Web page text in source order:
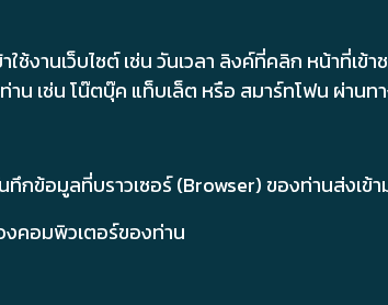
ช้งานเว็บไซต์ เช่น วันเวลา ลิงค์ที่คลิก หน้าที่เข้
เช่น โน๊ตบุ๊ค แท็บเล็ต หรือ สมาร์ทโฟน ผ่านทา
นทึกข้อมูลที่บราวเซอร์ (Browser) ของท่านส่งเข้
คอมพิวเตอร์ของท่าน